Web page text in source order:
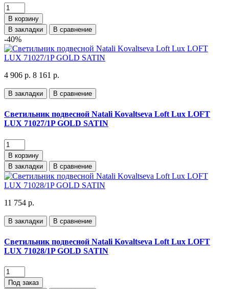
В корзину
В закладки
В сравнение
-40%
4 906 р. 8 161 р.
В закладки В сравнение
Светильник подвесной Natali Kovaltseva Loft Lux LOFT
LUX 71027/1P GOLD SATIN
В корзину
В закладки
В сравнение
11 754 р.
В закладки В сравнение
Светильник подвесной Natali Kovaltseva Loft Lux LOFT
LUX 71028/1P GOLD SATIN
Под заказ